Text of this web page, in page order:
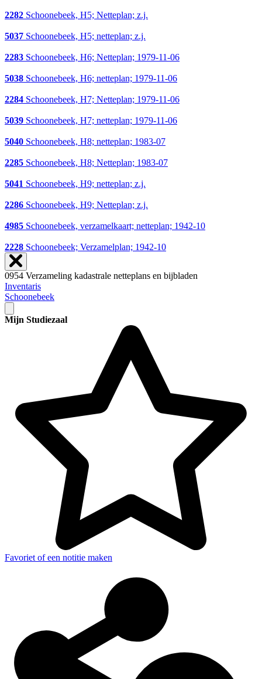
2282 Schoonebeek, H5; Netteplan; z.j.
5037 Schoonebeek, H5; netteplan; z.j.
2283 Schoonebeek, H6; Netteplan; 1979-11-06
5038 Schoonebeek, H6; netteplan; 1979-11-06
2284 Schoonebeek, H7; Netteplan; 1979-11-06
5039 Schoonebeek, H7; netteplan; 1979-11-06
5040 Schoonebeek, H8; netteplan; 1983-07
2285 Schoonebeek, H8; Netteplan; 1983-07
5041 Schoonebeek, H9; netteplan; z.j.
2286 Schoonebeek, H9; Netteplan; z.j.
4985 Schoonebeek, verzamelkaart; netteplan; 1942-10
2228 Schoonebeek; Verzamelplan; 1942-10
0954 Verzameling kadastrale netteplans en bijbladen
Inventaris
Schoonebeek
Mijn Studiezaal
Favoriet of een notitie maken